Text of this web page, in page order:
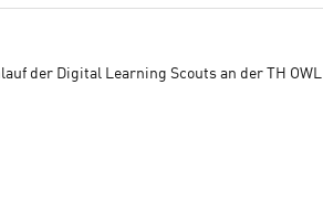
der Digital Learning Scouts an der TH OWL